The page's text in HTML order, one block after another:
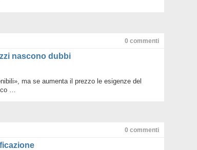
0 commenti
nascono dubbi
ma se aumenta il prezzo le esigenze del
co …
0 commenti